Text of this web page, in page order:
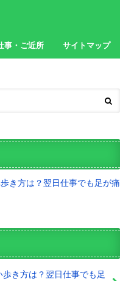
事・ご近所 サイトマップ
き方は？翌日仕事でも足が痛
き方は？翌日仕事でも足